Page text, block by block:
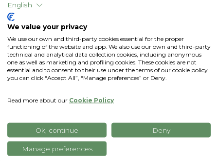
qualquer pessoa pode realizar seu potencial.
Nos últimos dois meses, tivemos outra
mulher na equipe de produtos, o que me
deixa muito feliz.
O momento mais "louco" desde que você
Passei várias noites muito divertidas com
Marketing), organizando caças ao tesouro e
enigmas para nossos colegas: na verdade,
Nicolò e eu fazemos parte da equipe xDays -
English
We value your privacy
We use our own and third-party cookies essential for the proper
functioning of the website and app. We also use our own and third-party
technical and analytical data collection cookies, including anonymous
one as well as marketing and profiling cookies. These cookies are not
essential and to consent to their use under the terms of our cookie policy
you can click “Accept All”, “Manage preferences” or Deny.
Read more about our Cookie Policy
Ok, continue Deny
Manage preferences